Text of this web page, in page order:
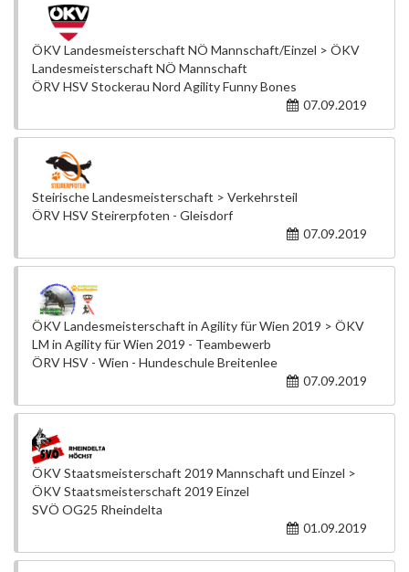
ÖKV Landesmeisterschaft NÖ Mannschaft/Einzel > ÖKV
Landesmeisterschaft NÖ Mannschaft
ÖRV HSV Stockerau Nord Agility Funny Bones
07.09.2019
Steirische Landesmeisterschaft > Verkehrsteil
ÖRV HSV Steirerpfoten - Gleisdorf
07.09.2019
ÖKV Landesmeisterschaft in Agility für Wien 2019 > ÖKV
LM in Agility für Wien 2019 - Teambewerb
ÖRV HSV - Wien - Hundeschule Breitenlee
07.09.2019
ÖKV Staatsmeisterschaft 2019 Mannschaft und Einzel >
ÖKV Staatsmeisterschaft 2019 Einzel
SVÖ OG25 Rheindelta
01.09.2019